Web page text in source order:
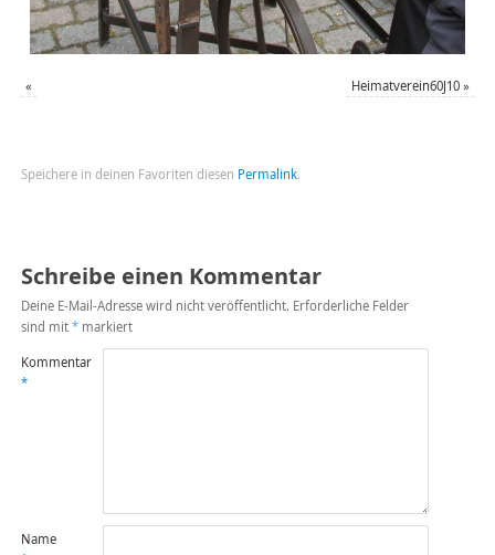
« Heimatverein60J10 »
Speichere in deinen Favoriten diesen Permalink.
Schreibe einen Kommentar
Deine E-Mail-Adresse wird nicht veröffentlicht. Erforderliche Felder
sind mit *markiert
Kommentar
*
Name